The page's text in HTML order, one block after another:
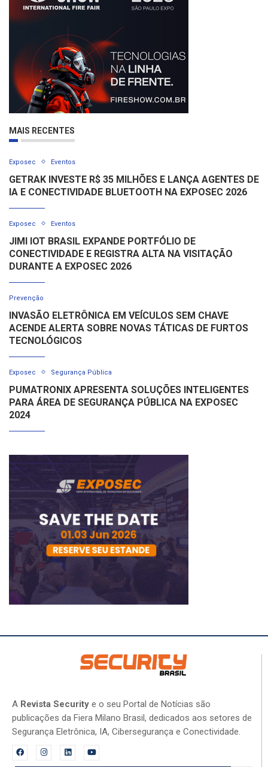
MAIS RECENTES
Exposec Eventos
GETRAK INVESTE R$ 35 MILHÕES E LANÇA AGENTES DE
IA E CONECTIVIDADE BLUETOOTH NA EXPOSEC 2026
Exposec Eventos
JIMI IOT BRASIL EXPANDE PORTFÓLIO DE
CONECTIVIDADE E REGISTRA ALTA NA VISITAÇÃO
DURANTE A EXPOSEC 2026
Prevenção
INVASÃO ELETRÔNICA EM VEÍCULOS SEM CHAVE
ACENDE ALERTA SOBRE NOVAS TÁTICAS DE FURTOS
TECNOLÓGICOS
Exposec Segurança Pública
PUMATRONIX APRESENTA SOLUÇÕES INTELIGENTES
PARA ÁREA DE SEGURANÇA PÚBLICA NA EXPOSEC
2024
A Revista Security e o seu Portal de Notícias são
publicações da Fiera Milano Brasil, dedicados aos setores de
Segurança Eletrônica, IA, Cibersegurança e Conectividade.